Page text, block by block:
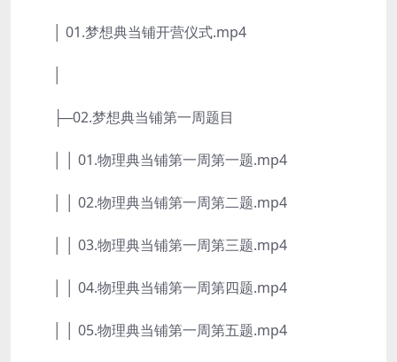
│ 01.梦想典当铺开营仪式.mp4
├─02.梦想典当铺第一周题目
│ │ 01.物理典当铺第一周第一题.mp4
│ │ 02.物理典当铺第一周第二题.mp4
│ │ 03.物理典当铺第一周第三题.mp4
│ │ 04.物理典当铺第一周第四题.mp4
│ │ 05.物理典当铺第一周第五题.mp4